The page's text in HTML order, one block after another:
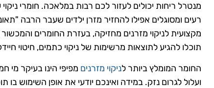
מנטרל ריחות יכולים לעזור לכם רבות במלאכה. חומרי
רעים ומסוגלים אפילו להחזיר מזרן ילדים שעבר הרבה
מקצועית לניקוי מזרנים מחזיקה, בעזרת החומרים
תוכלו להגיע לתוצאות מרשימות של ניקוי כתמים, חיטוי
החומר המומלץ ביותר לניקוי מזרנים מפיפי הינו בעיקר מי
ועלול לגרום נזק. במידה ואינכם יודעי את אופן השימוש בו